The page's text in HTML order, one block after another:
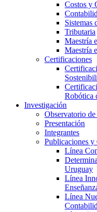
Costos y
Sistemas
Tributaria
Maestría
Maestría
Certificaciones
Robótica
Investigación
Observatorio
Presentación
Integrantes
Publicaciones y
Línea
Uruguay
Línea
Línea